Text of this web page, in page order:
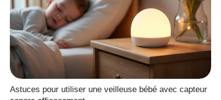
Astuces pour utiliser une veilleuse bébé avec capteur